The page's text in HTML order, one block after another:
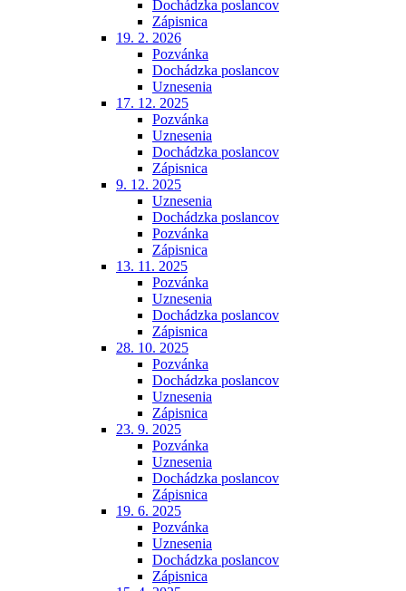
Dochádzka poslancov
Zápisnica
19. 2. 2026
Pozvánka
Dochádzka poslancov
Uznesenia
17. 12. 2025
Pozvánka
Uznesenia
Dochádzka poslancov
Zápisnica
9. 12. 2025
Uznesenia
Dochádzka poslancov
Pozvánka
Zápisnica
13. 11. 2025
Pozvánka
Uznesenia
Dochádzka poslancov
Zápisnica
28. 10. 2025
Pozvánka
Dochádzka poslancov
Uznesenia
Zápisnica
23. 9. 2025
Pozvánka
Uznesenia
Dochádzka poslancov
Zápisnica
19. 6. 2025
Pozvánka
Uznesenia
Dochádzka poslancov
Zápisnica